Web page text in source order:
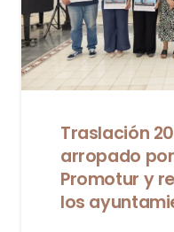
Traslación
arropado
Promotur y
los